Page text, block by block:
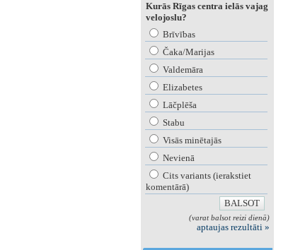
Kurās Rīgas centra ielās vajag
velojoslu?
Brīvības
Čaka/Marijas
Valdemāra
Elizabetes
Lāčplēša
Stabu
Visās minētajās
Nevienā
Cits variants (ierakstiet
komentārā)
(varat balsot reizi dienā)
aptaujas rezultāti »